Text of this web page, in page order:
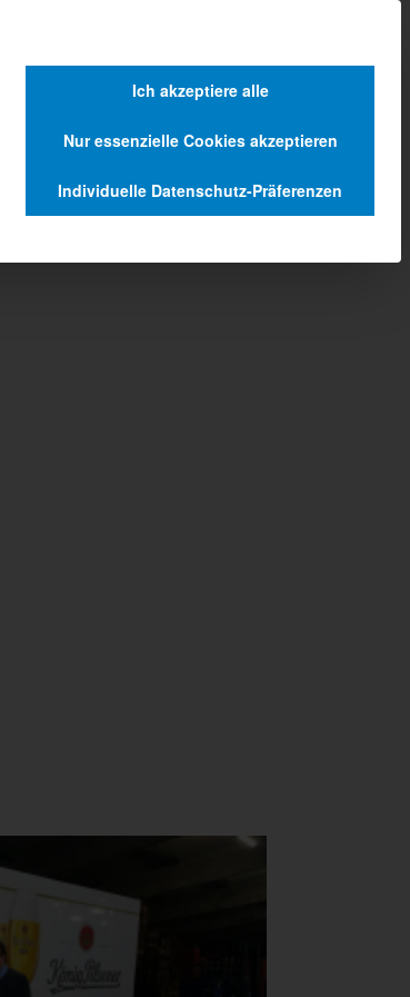
Ich akzeptiere alle
Nur essenzielle Cookies akzeptieren
Individuelle Datenschutz-Präferenzen